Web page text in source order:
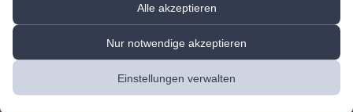
Alle akzeptieren
Nur notwendige akzeptieren
Einstellungen verwalten
Römerstr. 434,47441 Moers